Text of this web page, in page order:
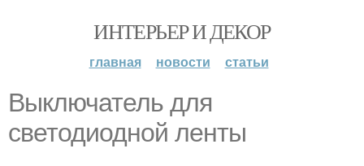
ИНТЕРЬЕР И ДЕКОР
главная новости статьи
Выключатель для
светодиодной ленты